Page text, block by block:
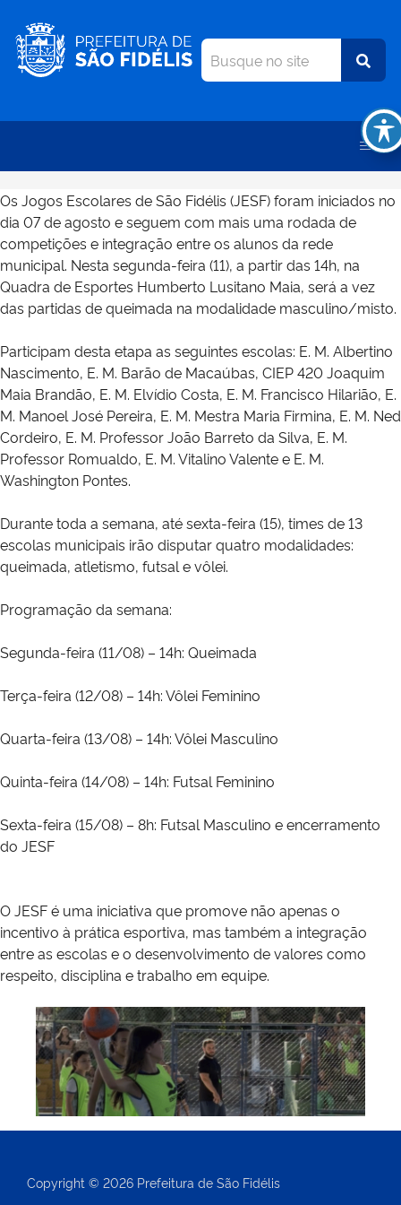
Os Jogos Escolares de São Fidélis (JESF) foram iniciados no
dia 07 de agosto e seguem com mais uma rodada de
competições e integração entre os alunos da rede
municipal. Nesta segunda-feira (11), a partir das 14h, na
Quadra de Esportes Humberto Lusitano Maia, será a vez
das partidas de queimada na modalidade masculino/misto.
Participam desta etapa as seguintes escolas: E. M. Albertino
Nascimento, E. M. Barão de Macaúbas, CIEP 420 Joaquim
Maia Brandão, E. M. Elvídio Costa, E. M. Francisco Hilarião, E.
M. Manoel José Pereira, E. M. Mestra Maria Firmina, E. M. Ned
Cordeiro, E. M. Professor João Barreto da Silva, E. M.
Professor Romualdo, E. M. Vitalino Valente e E. M.
Washington Pontes.
Durante toda a semana, até sexta-feira (15), times de 13
escolas municipais irão disputar quatro modalidades:
queimada, atletismo, futsal e vôlei.
Programação da semana:
Segunda-feira (11/08) – 14h: Queimada
Terça-feira (12/08) – 14h: Vôlei Feminino
Quarta-feira (13/08) – 14h: Vôlei Masculino
Quinta-feira (14/08) – 14h: Futsal Feminino
Sexta-feira (15/08) – 8h: Futsal Masculino e encerramento
do JESF
O JESF é uma iniciativa que promove não apenas o
incentivo à prática esportiva, mas também a integração
entre as escolas e o desenvolvimento de valores como
respeito, disciplina e trabalho em equipe.
Copyright © 2026 Prefeitura de São Fidélis